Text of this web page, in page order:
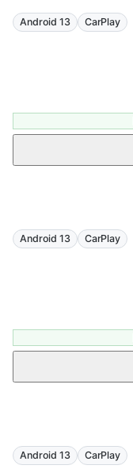
Android 13 CarPlay
Android 13 CarPlay
Android 13 CarPlay